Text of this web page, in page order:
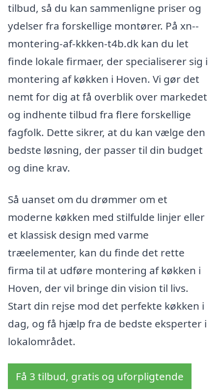
tilbud, så du kan sammenligne priser og
ydelser fra forskellige montører. På xn--
montering-af-kkken-t4b.dk kan du let
finde lokale firmaer, der specialiserer sig i
montering af køkken i Hoven. Vi gør det
nemt for dig at få overblik over markedet
og indhente tilbud fra flere forskellige
fagfolk. Dette sikrer, at du kan vælge den
bedste løsning, der passer til din budget
og dine krav.
Så uanset om du drømmer om et
moderne køkken med stilfulde linjer eller
et klassisk design med varme
træelementer, kan du finde det rette
firma til at udføre montering af køkken i
Hoven, der vil bringe din vision til livs.
Start din rejse mod det perfekte køkken i
dag, og få hjælp fra de bedste eksperter i
lokalområdet.
Få 3 tilbud, gratis og uforpligtende